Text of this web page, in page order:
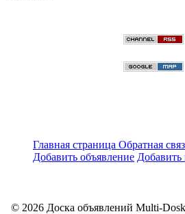
Главная страница Обратная
Добавить объявление Добавить
© 2026 Доска объявлений Multi-